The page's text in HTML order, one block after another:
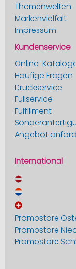
Themenwelten
Markenvielfalt
Impressum
Kundenservice
Online-
Häufige Fragen
Druckservice
Fullservice
Fulfillment
Angebot
International
Promostore
Promostore
Promostore